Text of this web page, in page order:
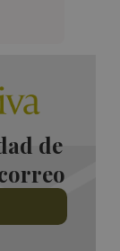
de